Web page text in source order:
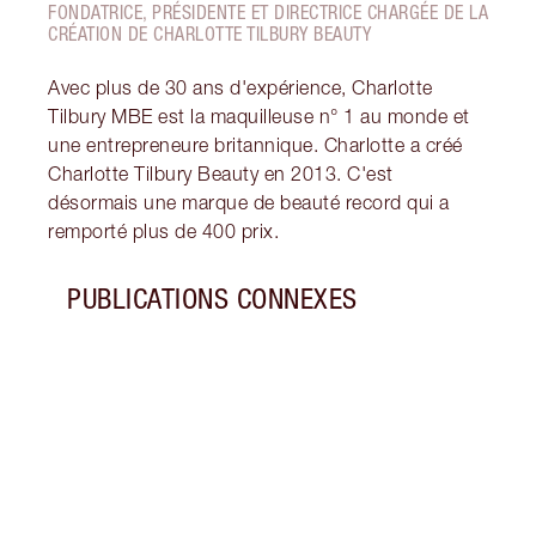
FONDATRICE, PRÉSIDENTE ET DIRECTRICE CHARGÉE DE LA
CRÉATION DE CHARLOTTE TILBURY BEAUTY
Avec plus de 30 ans d'expérience, Charlotte
Tilbury MBE est la maquilleuse n° 1 au monde et
une entrepreneure britannique. Charlotte a créé
Charlotte Tilbury Beauty en 2013. C'est
désormais une marque de beauté record qui a
remporté plus de 400 prix.
PUBLICATIONS CONNEXES